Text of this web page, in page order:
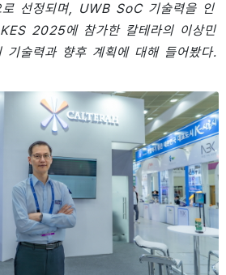
로 선정되며, UWB SoC 기술력을 인
2025에 참가한 칼테라의 이상민
기술력과 향후 계획에 대해 들어봤다.